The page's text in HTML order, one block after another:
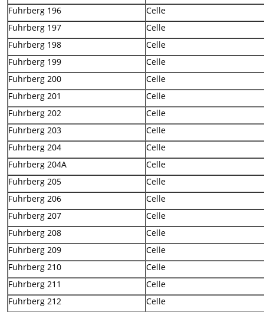
Fuhrberg 196
Celle
Fuhrberg 197
Celle
Fuhrberg 198
Celle
Fuhrberg 199
Celle
Fuhrberg 200
Celle
Fuhrberg 201
Celle
Fuhrberg 202
Celle
Fuhrberg 203
Celle
Fuhrberg 204
Celle
Fuhrberg 204A
Celle
Fuhrberg 205
Celle
Fuhrberg 206
Celle
Fuhrberg 207
Celle
Fuhrberg 208
Celle
Fuhrberg 209
Celle
Fuhrberg 210
Celle
Fuhrberg 211
Celle
Fuhrberg 212
Celle